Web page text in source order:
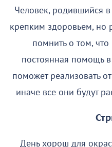
Человек, родившийся в
крепким здоровьем, но
помнить о том,
постоянная помощь в
поможет реализовать
иначе все они будут
День хорош для